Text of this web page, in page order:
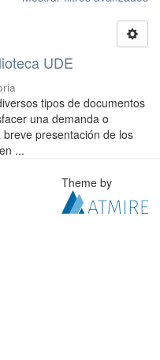
UDE
tipos de documentos
una demanda o
presentación de los
...
Theme by